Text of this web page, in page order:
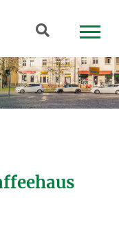
Suchbegriff